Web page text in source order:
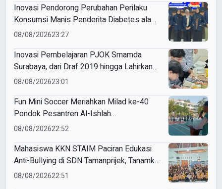
Inovasi Pendorong Perubahan Perilaku
Konsumsi Manis Penderita Diabetes ala
Mahasiswa Unesa
08/08/202623:27
Inovasi Pembelajaran PJOK Smamda
Surabaya, dari Draf 2019 hingga Lahirkan
Modul Gizi Digital
08/08/202623:01
Fun Mini Soccer Meriahkan Milad ke-40
Pondok Pesantren Al-Ishlah
Sendangagung
08/08/202622:52
Mahasiswa KKN STAIM Paciran Edukasi
Anti-Bullying di SDN Tamanprijek, Tanamkan
Empati Sejak Dini
08/08/202622:51